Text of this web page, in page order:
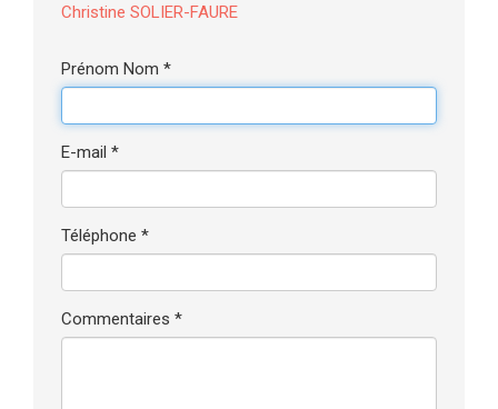
Christine SOLIER-FAURE
Prénom Nom *
E-mail *
Téléphone *
Commentaires *